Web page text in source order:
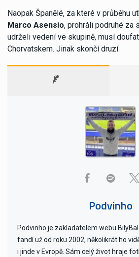
Naopak Španělé, za které v průběhu
Marco Asensio, prohráli podruhé za
udrželi vedení ve skupině, musí
Chorvatskem. Jinak skončí druzí.
Podvinho
Podvinho je zakladatelem webu
fandí už od roku 2002, několikrát ho
i jinde v Evropě. Sám celý život hraje